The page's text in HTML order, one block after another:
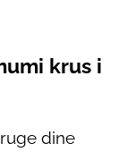
krus i
dine